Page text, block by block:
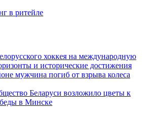
в ритейле
хоккея на международную
и исторические достижения
мужчина погиб от взрыва колеса
Беларуси возложило цветы к
в Минске